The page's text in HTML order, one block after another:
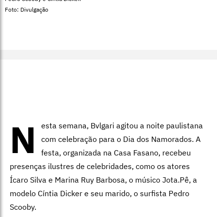
Foto: Divulgação
N
esta semana, Bvlgari agitou a noite paulistana
com celebração para o Dia dos Namorados. A
festa, organizada na Casa Fasano, recebeu
presenças ilustres de celebridades, como os atores
Ícaro Silva e Marina Ruy Barbosa, o músico Jota.Pê, a
modelo Cíntia Dicker e seu marido, o surfista Pedro
Scooby.